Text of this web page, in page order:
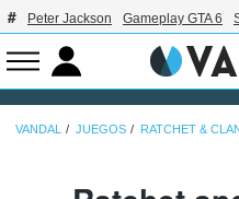
Peter Jackson Gameplay GTA 6
VANDAL JUEGOS RATCHET &